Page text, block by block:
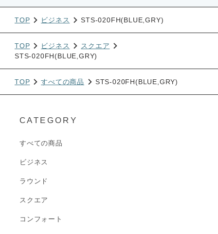
TOP ビジネス STS-020FH(BLUE,GRY)
TOP ビジネス
スクエア
STS-020FH(BLUE,GRY)
TOP すべての商品 STS-020FH(BLUE,GRY)
CATEGORY
すべての商品
ビジネス
ラウンド
スクエア
コンフォート